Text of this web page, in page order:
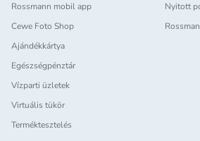
Testápolók és vajak:
A shea
kókuszolajat tartalmazó
a bőrt.
használni, hogy a bőr sima és
Masszázsolajok
a bőr rugalmasságának
Hajápolás: fényes és
Rossmann mobil app
Cewe Foto Shop
Ajándékkártya
Egészségpénztár
Vízparti üzletek
Virtuális tükör
Terméktesztelés
Nyitott